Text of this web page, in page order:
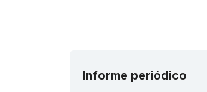
Informe periódico